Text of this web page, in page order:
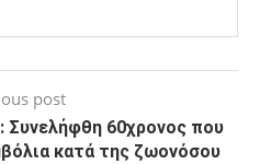
post
Συνελήφθη 60χρονος που
κατά της ζωονόσου